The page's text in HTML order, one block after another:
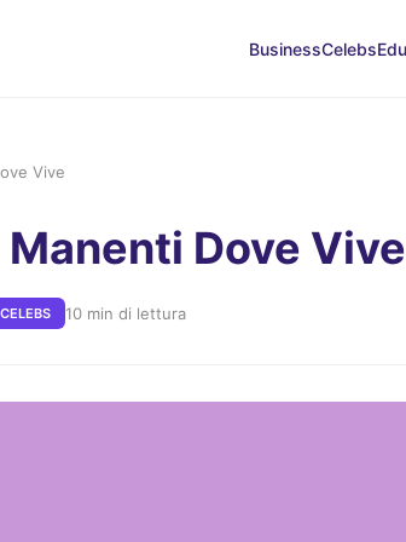
BusinessCelebs
Vive
Dove Vive
CELEBS 10 min di lettura